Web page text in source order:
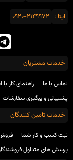
ایتا : 0920-2149972
خدمات مشتریان
تماس با ما راهنمای کار با
پشتیبانی و پیگیری سفارشات
خدمات تامین کنندگان
ثبت کسب و کار شما
پرسش های متداول